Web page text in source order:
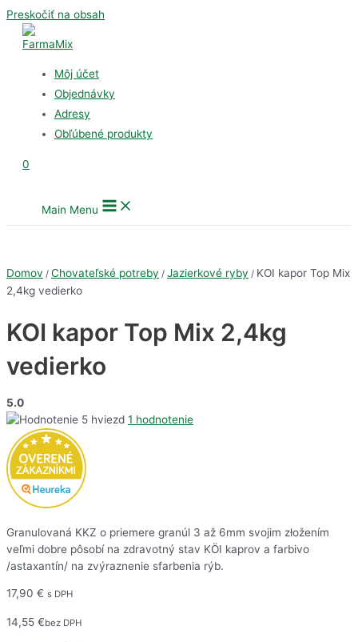
Preskočiť na obsah
Môj účet
Objednávky
Adresy
Obľúbené produkty
0
Main Menu
Domov / Chovateľské potreby / Jazierkové ryby / KOI kapor Top Mix
2,4kg vedierko
KOI kapor Top Mix 2,4kg
vedierko
5.0
1 hodnotenie
Granulovaná KKZ o priemere granúl 3 až 6mm svojim złožením
veľmi dobre pôsobí na zdravotný stav KÖI kaprov a farbivo
/astaxantín/ na zvýraznenie sfarbenia rýb.
17,90 € s DPH
14,55 €bez DPH